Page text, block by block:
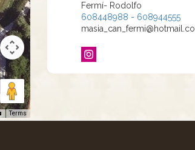
Terms
Fermí- Rodolfo
608448988 - 608944555